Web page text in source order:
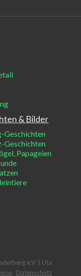
& Bilder
Geschichten
Geschichten
Papageien
e.V. | Uta
, Datenschutz